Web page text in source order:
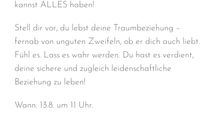
kannst ALLES haben!
Stell dir vor, du lebst deine Traumbeziehung –
fernab von unguten Zweifeln, ob er dich auch liebt.
Fühl es. Lass es wahr werden. Du hast es verdient,
deine sichere und zugleich leidenschaftliche
Beziehung zu leben!
Wann: 13.8. um 11 Uhr.